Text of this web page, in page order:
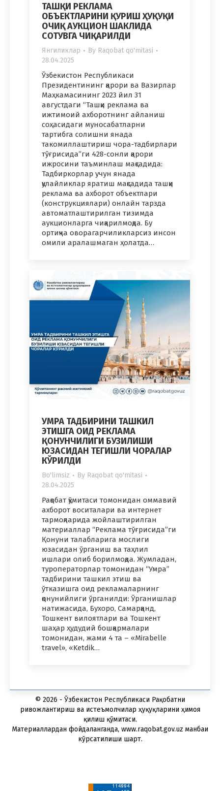
ТАШҚИ РЕКЛАМА
ОБЪЕКТЛАРИНИ ҚУРИШ ҲУҚУҚИ
ОЧИҚ АУКЦИОН ШАКЛИДА
СОТУВГА ЧИҚАРИЛДИ
Янгиликлар By Raqobat qo'mitasi
28.04.2025
Ўзбекистон Республикаси
Президентининг қарори ва Вазирлар
Маҳкамасининг 2023 йил 31
августдаги “Ташқи реклама ва
ижтимоий ахборотнинг айланиш
соҳасидаги муносабатларни
тартибга солишни янада
такомиллаштириш чора-тадбирлари
тўғрисида”ги 428-сонли қарори
ижросини таъминлаш мақсадида:
Тадбиркорлар учун янада
қулайликлар яратиш мақсадида ташқи
реклама ва ахборот объектлари
(конструкциялари) онлайн тарзда
автоматлаштирилган тизимда
аукционларга чиқарилмоқда. Бу
ортиқча оворагарчиликларсиз инсон
омили аралашмаган ҳолатда…
УМРА ТАДБИРИНИ ТАШКИЛ
ЭТИШГА ОИД РЕКЛАМА
ҚОНУНЧИЛИГИ БУЗИЛИШИ
ЮЗАСИДАН ТЕГИШЛИ ЧОРАЛАР
КЎРИЛДИ
Bo'limsiz By Raqobat qo'mitasi
28.04.2025
Рақобат қўмитаси томонидан оммавий
ахборот воситалари ва интернет
тармоқларида жойлаштирилган
материаллар “Реклама тўғрисида”ги
Қонуни талабларига мослиги
юзасидан ўрганиш ва таҳлил
ишлари олиб борилмоқда. Жумладан,
туроператорлар томонидан “Умра”
тадбирини ташкил этиш ва
ўтказишга оид рекламаларнинг
қонунийлиги ўрганилди: Ўрганишлар
натижасида, Бухоро, Самарқанд,
Тошкент вилоятлари ва Тошкент
шаҳар ҳудудий бошқармалари
томонидан, жами 4 та – «Mirabelle
travel», «Ketdik…
© 2026 - Ўзбекистон Республикаси Рақобатни
ривожлантириш ва истеъмолчилар ҳуқуқларини ҳимоя
қилиш қўмитаси.
Материаллардан фойдаланганда, www.raqobat.gov.uz манбаи
кўрсатилиши шарт.